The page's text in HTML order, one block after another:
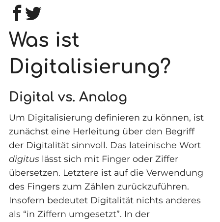
Was ist
Digitalisierung?
Digital vs. Analog
Um Digitalisierung definieren zu können, ist
zunächst eine Herleitung über den Begriff
der Digitalität sinnvoll. Das lateinische Wort
digituslässt sich mit Finger oder Ziffer
übersetzen. Letztere ist auf die Verwendung
des Fingers zum Zählen zurückzuführen.
Insofern bedeutet Digitalität nichts anderes
als “in Ziffern umgesetzt”. In der